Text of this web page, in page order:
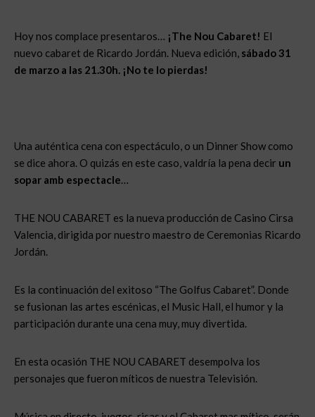
Hoy nos complace presentaros… ¡The Nou Cabaret! El
nuevo cabaret de Ricardo Jordán. Nueva edición, sábado 31
de marzo a las 21.30h. ¡No te lo pierdas!
Una auténtica cena con espectáculo, o un Dinner Show como
se dice ahora. O quizás en este caso, valdría la pena decir un
sopar amb espectacle…
THE NOU CABARET es la nueva producción de Casino Cirsa
Valencia, dirigida por nuestro maestro de Ceremonias Ricardo
Jordán.
Es la continuación del exitoso “The Golfus Cabaret”. Donde
se fusionan las artes escénicas, el Music Hall, el humor y la
participación durante una cena muy, muy divertida.
En esta ocasión THE NOU CABARET desempolva los
personajes que fueron míticos de nuestra Televisión.